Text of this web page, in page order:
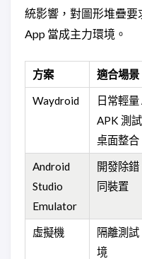
統影響，對圖形堆疊
App 當成主力環境。
方案 適合場景
Waydroid
日常輕量
APK 測
桌面整合
Android
Studio
Emulator
開發除
同裝置
虛擬機
隔離測
境